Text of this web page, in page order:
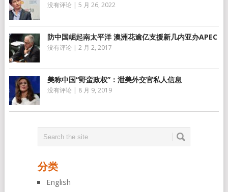
没有评论 5 月 26, 2022
防中国崛起南太平洋 澳洲花逾亿支援新几内亚办APEC
没有评论 2 月 2, 2017
美称中国“野蛮政权”：泄美外交官私人信息
没有评论 8 月 9, 2019
分类
English